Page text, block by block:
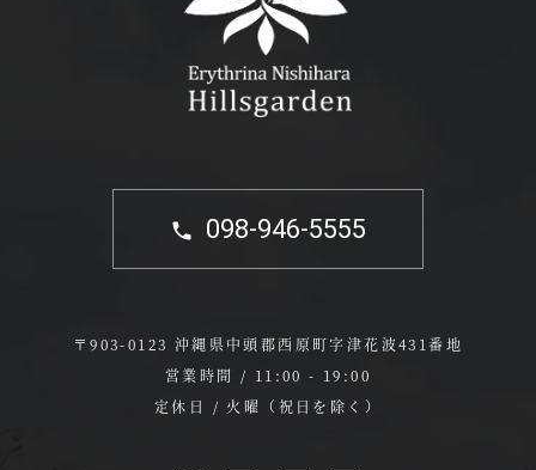
098-946-5555
〒903-0123 沖縄県中頭郡西原町字津花波431番地
営業時間 / 11:00 - 19:00
定休日 / 火曜（祝日を除く）